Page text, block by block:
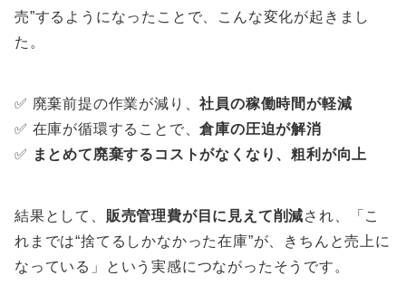
売”するようになったことで、こんな変化が起きまし
た。
✅ 廃棄前提の作業が減り、社員の稼働時間が軽減
✅ 在庫が循環することで、倉庫の圧迫が解消
✅ まとめて廃棄するコストがなくなり、粗利が向上
結果として、 販売管理費が目に見えて削減され、「こ
れまでは“捨てるしかなかった在庫”が、きちんと売上に
なっている」という実感につながったそうです。